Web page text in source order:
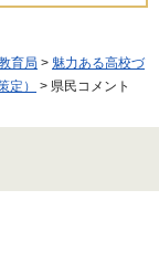
育局 > 魅力ある高校づ
定）
> 県民コメント